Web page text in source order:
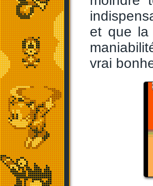
et que la
vrai